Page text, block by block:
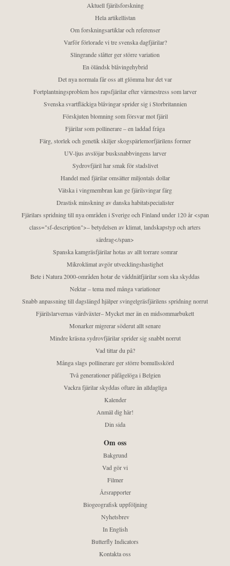
Aktuell fjärilsforskning
Hela artikellistan
Om forskningsartiklar och referenser
Varför förlorade vi tre svenska dagfjärilar?
Slingrande slåtter ger större variation
En öländsk blåvingehybrid
Det nya normala får oss att glömma hur det var
Fortplantningsproblem hos rapsfjärilar efter värmestress som larver
Svenska svartfläckiga blåvingar sprider sig i Storbritannien
Förskjuten blomning som försvar mot fjäril
Fjärilar som pollinerare – en laddad fråga
Färg, storlek och genetik skiljer skogspärlemorfjärilens former
UV-ljus avslöjar busksnabbvingens larver
Sydrovfjäril har smak för stadslivet
Handel med fjärilar omsätter miljontals dollar
Vätska i vingmembran kan ge fjärilsvingar färg
Drastisk minskning av danska habitatspecialister
Fjärilars spridning till nya områden i Sverige och Finland under 120 år <span
class="sf-description">– betydelsen av klimat, landskapstyp och arters
särdrag</span>
Spanska kamgräsfjärilar hotas av allt torrare somrar
Mikroklimat avgör utvecklingshastighet
Bete i Natura 2000-områden hotar de väddnätfjärilar som ska skyddas
Nektar – tema med många variationer
Snabb anpassning till dagslängd hjälper svingelgräsfjärilens spridning norrut
Fjärilslarvernas värdväxter– Mycket mer än en midsommarbukett
Monarker migrerar söderut allt senare
Mindre kräsna sydrovfjärilar sprider sig snabbt norrut
Vad tittar du på?
Många slags pollinerare ger större bomullsskörd
Två generationer påfågelöga i Belgien
Vackra fjärilar skyddas oftare än alldagliga
Kalender
Anmäl dig här!
Din sida
Om oss
Bakgrund
Vad gör vi
Filmer
Årsrapporter
Biogeografisk uppföljning
Nyhetsbrev
In English
Butterfly Indicators
Kontakta oss